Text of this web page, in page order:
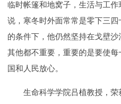
临时帐篷和地窝子，生活与工
说，寒冬时外面常常是零下三
的条件下，他仍然坚持在戈壁沙
其他都不重要，重要的是要使
国和人民放心。
生命科学学院吕植教授，